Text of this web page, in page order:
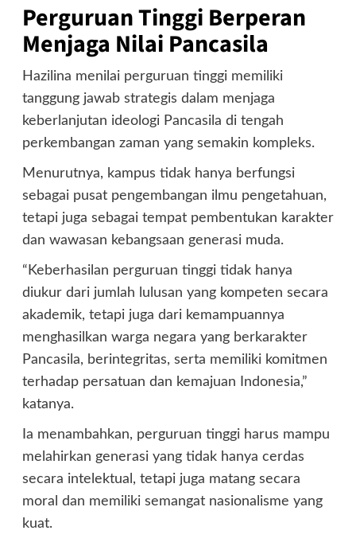
Perguruan Tinggi Berperan
Menjaga Nilai Pancasila
Hazilina menilai perguruan tinggi memiliki
tanggung jawab strategis dalam menjaga
keberlanjutan ideologi Pancasila di tengah
perkembangan zaman yang semakin kompleks.
Menurutnya, kampus tidak hanya berfungsi
sebagai pusat pengembangan ilmu pengetahuan,
tetapi juga sebagai tempat pembentukan karakter
dan wawasan kebangsaan generasi muda.
“Keberhasilan perguruan tinggi tidak hanya
diukur dari jumlah lulusan yang kompeten secara
akademik, tetapi juga dari kemampuannya
menghasilkan warga negara yang berkarakter
Pancasila, berintegritas, serta memiliki komitmen
terhadap persatuan dan kemajuan Indonesia,”
katanya.
Ia menambahkan, perguruan tinggi harus mampu
melahirkan generasi yang tidak hanya cerdas
secara intelektual, tetapi juga matang secara
moral dan memiliki semangat nasionalisme yang
kuat.